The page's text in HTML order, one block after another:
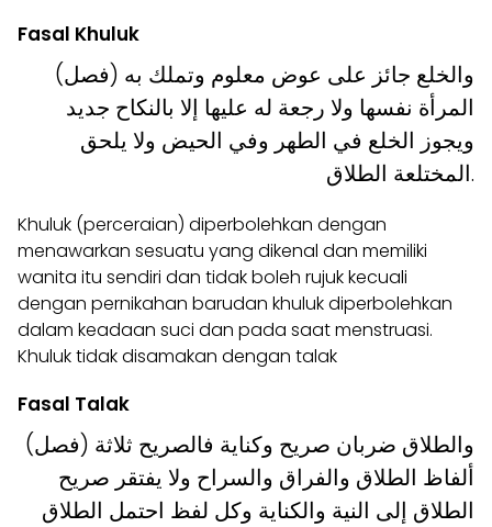
Fasal Khuluk
(فصل) والخلع جائز على عوض معلوم وتملك به
المرأة نفسها ولا رجعة له عليها إلا بالنكاح جديد
ويجوز الخلع في الطهر وفي الحيض ولا يلحق
المختلعة الطلاق.
Khuluk (perceraian) diperbolehkan dengan
menawarkan sesuatu yang dikenal dan memiliki
wanita itu sendiri dan tidak boleh rujuk kecuali
dengan pernikahan barudan khuluk diperbolehkan
dalam keadaan suci dan pada saat menstruasi.
Khuluk tidak disamakan dengan talak
Fasal Talak
(فصل) والطلاق ضربان صريح وكناية فالصريح ثلاثة
ألفاظ الطلاق والفراق والسراح ولا يفتقر صريح
الطلاق إلى النية والكناية وكل لفظ احتمل الطلاق